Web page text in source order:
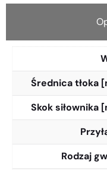
Średnica tłoka
Skok siłownika
Rodzaj